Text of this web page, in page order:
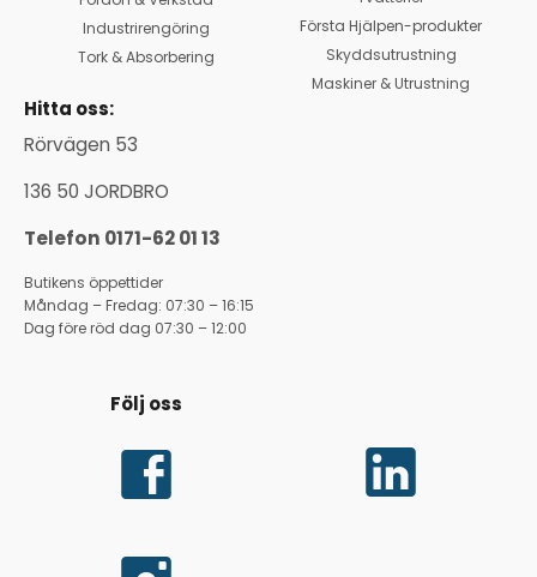
Industrirengöring
Tork & Absorbering
Hitta oss:
Rörvägen 53
136 50 JORDBRO
Telefon 0171-62 01 13
Butikens öppettider
Måndag – Fredag: 07:30 – 16:15
Dag före röd dag 07:30 – 12:00
Första Hjälpen-produkter
Skyddsutrustning
Maskiner & Utrustning
Följ oss